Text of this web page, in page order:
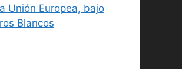
Unión Europea, bajo
Blancos